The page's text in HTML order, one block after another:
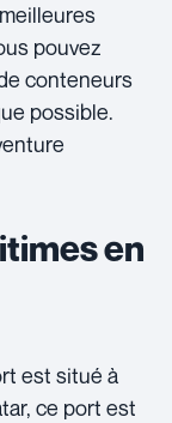
pouvez
conteneurs
possible.
en
est situé à
ce port est